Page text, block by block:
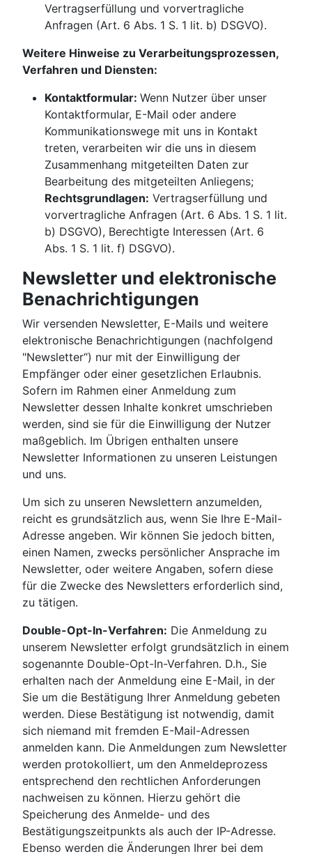
Vertragserfüllung und vorvertragliche
Anfragen (Art. 6 Abs. 1 S. 1 lit. b) DSGVO).
Weitere Hinweise zu Verarbeitungsprozessen,
Verfahren und Diensten:
Kontaktformular: Wenn Nutzer über unser
Kontaktformular, E-Mail oder andere
Kommunikationswege mit uns in Kontakt
treten, verarbeiten wir die uns in diesem
Zusammenhang mitgeteilten Daten zur
Bearbeitung des mitgeteilten Anliegens;
Rechtsgrundlagen: Vertragserfüllung und
vorvertragliche Anfragen (Art. 6 Abs. 1 S. 1 lit.
b) DSGVO), Berechtigte Interessen (Art. 6
Abs. 1 S. 1 lit. f) DSGVO).
Newsletter und elektronische
Benachrichtigungen
Wir versenden Newsletter, E-Mails und weitere
elektronische Benachrichtigungen (nachfolgend
"Newsletter“) nur mit der Einwilligung der
Empfänger oder einer gesetzlichen Erlaubnis.
Sofern im Rahmen einer Anmeldung zum
Newsletter dessen Inhalte konkret umschrieben
werden, sind sie für die Einwilligung der Nutzer
maßgeblich. Im Übrigen enthalten unsere
Newsletter Informationen zu unseren Leistungen
und uns.
Um sich zu unseren Newslettern anzumelden,
reicht es grundsätzlich aus, wenn Sie Ihre E-Mail-
Adresse angeben. Wir können Sie jedoch bitten,
einen Namen, zwecks persönlicher Ansprache im
Newsletter, oder weitere Angaben, sofern diese
für die Zwecke des Newsletters erforderlich sind,
zu tätigen.
Double-Opt-In-Verfahren: Die Anmeldung zu
unserem Newsletter erfolgt grundsätzlich in einem
sogenannte Double-Opt-In-Verfahren. D.h., Sie
erhalten nach der Anmeldung eine E-Mail, in der
Sie um die Bestätigung Ihrer Anmeldung gebeten
werden. Diese Bestätigung ist notwendig, damit
sich niemand mit fremden E-Mail-Adressen
anmelden kann. Die Anmeldungen zum Newsletter
werden protokolliert, um den Anmeldeprozess
entsprechend den rechtlichen Anforderungen
nachweisen zu können. Hierzu gehört die
Speicherung des Anmelde- und des
Bestätigungszeitpunkts als auch der IP-Adresse.
Ebenso werden die Änderungen Ihrer bei dem